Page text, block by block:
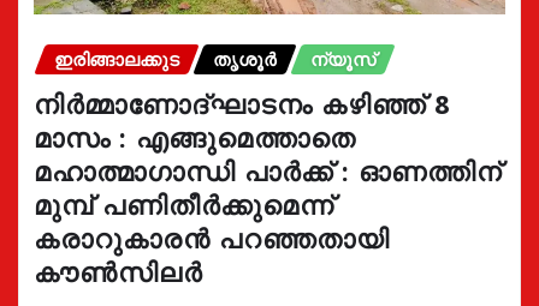
ഇരിങ്ങാലക്കുട തൃശൂർ ന്യൂസ്
നിർമ്മാണോദ്ഘാടനം കഴിഞ്ഞ് 8
മാസം : എങ്ങുമെത്താതെ
മഹാത്മാഗാന്ധി പാർക്ക് : ഓണത്തിന്
മുമ്പ് പണിതീർക്കുമെന്ന്
കരാറുകാരൻ പറഞ്ഞതായി
കൗൺസിലർ